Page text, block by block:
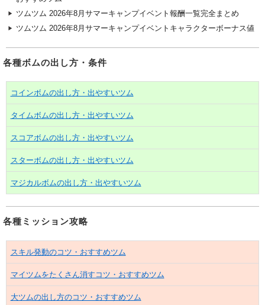
ツムツム 2026年8月サマーキャンプイベント報酬一覧完全まとめ
ツムツム 2026年8月サマーキャンプイベントキャラクターボーナス値
各種ボムの出し方・条件
コインボムの出し方・出やすいツム
タイムボムの出し方・出やすいツム
スコアボムの出し方・出やすいツム
スターボムの出し方・出やすいツム
マジカルボムの出し方・出やすいツム
各種ミッション攻略
スキル発動のコツ・おすすめツム
マイツムをたくさん消すコツ・おすすめツム
大ツムの出し方のコツ・おすすめツム